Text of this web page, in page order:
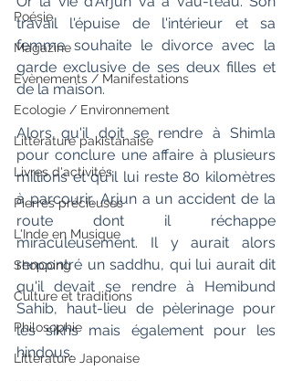
Poésie
Magazine
Evènements / Manifestations
Ecologie / Environnement
Littérature pakistanaise
Livres d'activités
Pierres précieuses
L'Inde en Musique
Shopping
Culture et traditions
Philosophie
Littérature Japonaise
travail l'épuise de l'intérieur et sa
femme souhaite le divorce avec la
garde exclusive de ses deux filles et
de la maison.
Alors qu'il doit se rendre à Shimla
pour conclure une affaire à plusieurs
millions et qu'il lui reste 80 kilomètres
à parcourir, Arjun a un accident de la
route dont il réchappe
miraculeusement. Il y aurait alors
rencontré un saddhu, qui lui aurait dit
qu'il devait se rendre à Hemibund
Sahib, haut-lieu de pèlerinage pour
les sikhs mais également pour les
hindous.